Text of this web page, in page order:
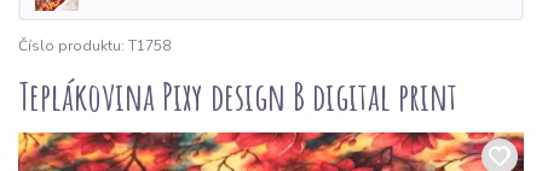
Číslo produktu: T1758
Teplákovina Pixy design B digital print